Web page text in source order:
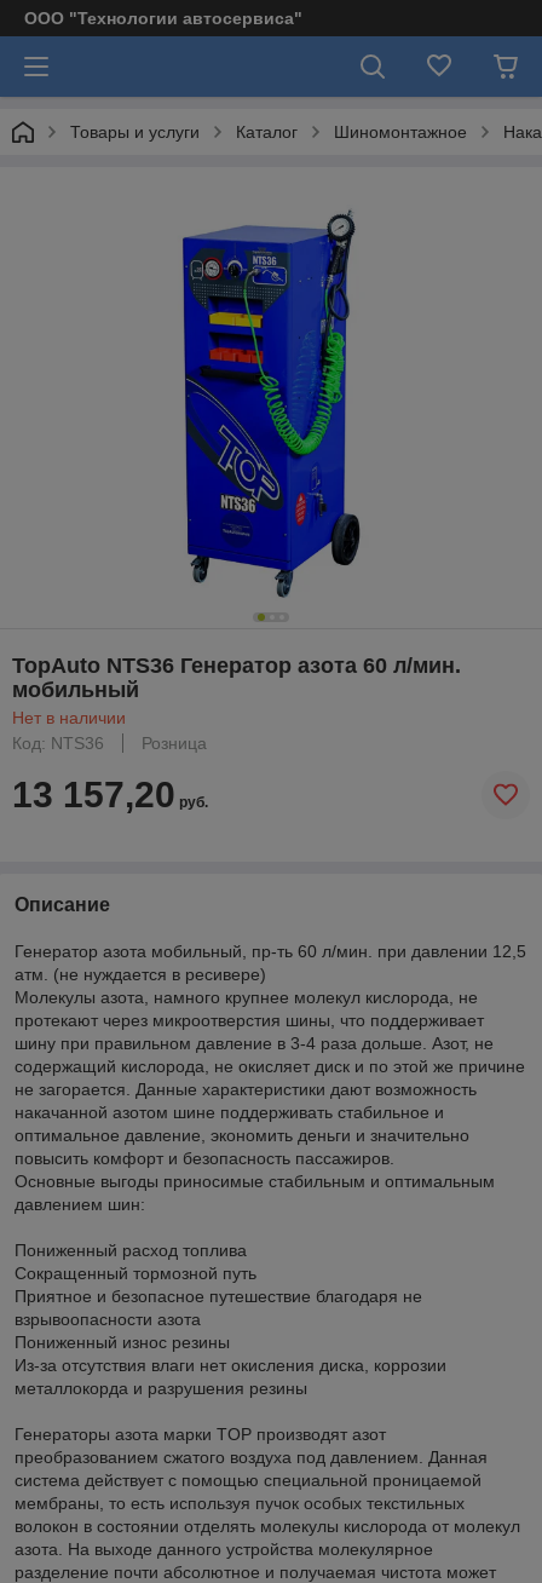
ООО "Технологии автосервиса"
Товары и услуги Каталог Шиномонтажное
TopAuto NTS36 Генератор азота 60 л/мин.
мобильный
Нет в наличии
Код: NTS36
Розница
13 157,20 руб.
Описание
Генератор азота мобильный, пр-ть 60 л/мин. при давлении 12,5
атм. (не нуждается в ресивере)
Молекулы азота, намного крупнее молекул кислорода, не
протекают через микроотверстия шины, что поддерживает
шину при правильном давление в 3-4 раза дольше. Азот, не
содержащий кислорода, не окисляет диск и по этой же причине
не загорается. Данные характеристики дают возможность
накачанной азотом шине поддерживать стабильное и
оптимальное давление, экономить деньги и значительно
повысить комфорт и безопасность пассажиров.
Основные выгоды приносимые стабильным и оптимальным
давлением шин:
Пониженный расход топлива
Сокращенный тормозной путь
Приятное и безопасное путешествие благодаря не
взрывоопасности азота
Пониженный износ резины
Из-за отсутствия влаги нет окисления диска, коррозии
металлокорда и разрушения резины
Генераторы азота марки TOP производят азот
преобразованием сжатого воздуха под давлением. Данная
система действует с помощью специальной проницаемой
мембраны, то есть используя пучок особых текстильных
волокон в состоянии отделять молекулы кислорода от молекул
азота. На выходе данного устройства молекулярное
разделение почти абсолютное и получаемая чистота может